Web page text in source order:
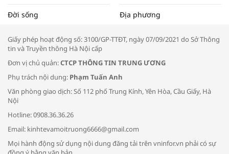
Tọa đàm “Xúc tiến thương mại: Khơi
Bác sĩ tư vấn cách phòng tránh bệnh
đường hô hấp trong thời tiết giao mùa
Đời sống Địa phương
Giấy phép hoạt động số: 3100/GP-TTĐT, ngày 07/09/2021 do Sở Thông
tin và Truyền thông Hà Nội cấp
Đơn vị chủ quản:CTCP THÔNG TIN TRUNG ƯƠNG
Phụ trách nội dung: Phạm Tuấn Anh
Văn phòng giao dịch: Số 112 phố Trung Kính, Yên Hòa, Cầu Giấy, Hà
Nội
Hotline: 0908.36.36.26
Email: kinhtevamoitruong6666@gmail.com
Mọi hành động sử dụng nội dung đăng tải trên vninfor.vn phải có sự